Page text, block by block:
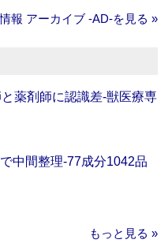
報 アーカイブ ‐AD‐を見る »
薬剤師に認識差‐獣医療専
中間整理‐77成分1042品
もっと見る »